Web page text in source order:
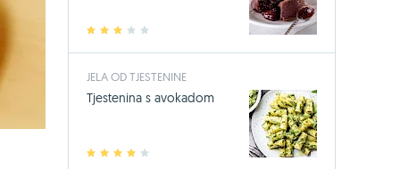
2 3 4
JELA OD TJESTENINE
2 3 4
Tjestenina s avokadom